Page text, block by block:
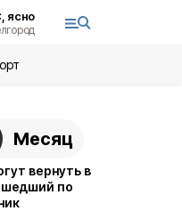
ясно
Месяц
вернуть в
по